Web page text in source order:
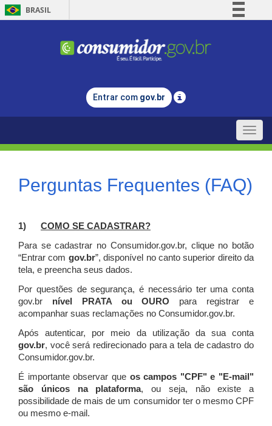
BRASIL
Comunica BR
Legislação
Entrar com gov.br
Toggle
Perguntas Frequentes (FAQ)
1) COMO SE CADASTRAR?
Para se cadastrar no Consumidor.gov.br, clique no botão
“Entrar com gov.br”, disponível no canto superior direito da
tela, e preencha seus dados.
Por questões de segurança, é necessário ter uma conta
gov.br nível PRATA ou OURO para registrar e
acompanhar suas reclamações no Consumidor.gov.br.
Após autenticar, por meio da utilização da sua conta
gov.br, você será redirecionado para a tela de cadastro do
Consumidor.gov.br.
É importante observar que os campos "CPF" e "E-mail"
são únicos na plataforma, ou seja, não existe a
possibilidade de mais de um consumidor ter o mesmo CPF
ou mesmo e-mail.